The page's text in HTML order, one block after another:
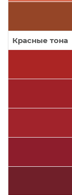
Красные тона